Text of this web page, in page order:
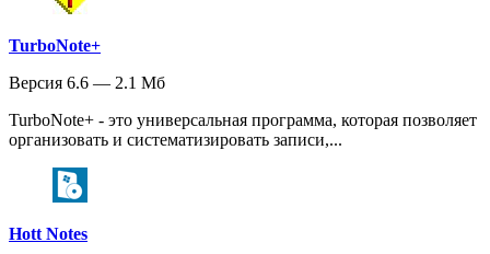
TurboNote+
Версия 6.6 — 2.1 Мб
TurboNote+ - это универсальная программа, которая позволяет
организовать и систематизировать записи,...
Hott Notes